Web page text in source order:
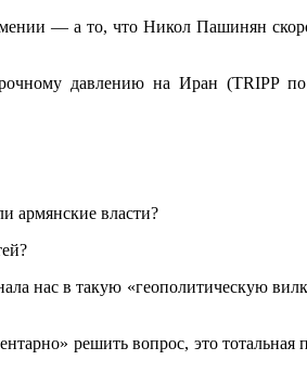
— а то, что Никол Пашинян
давлению на Иран (TRIPP
армянские власти?
нас в такую «геополитическую
решить вопрос, это